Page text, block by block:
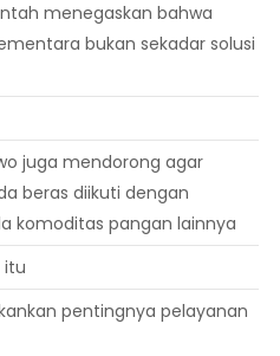
menegaskan bahwa
bukan sekadar solusi
juga mendorong agar
beras diikuti dengan
komoditas pangan lainnya
itu
pentingnya pelayanan